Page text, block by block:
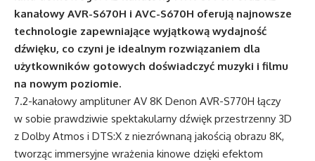
kanałowy AVR-S670H i AVC-S670H oferują najnowsze
technologie zapewniające wyjątkową wydajność
dźwięku, co czyni je idealnym rozwiązaniem dla
użytkowników gotowych doświadczyć muzyki i filmu
na nowym poziomie.
7.2-kanałowy amplituner AV 8K Denon AVR-S770H łączy
w sobie prawdziwie spektakularny dźwięk przestrzenny 3D
z Dolby Atmos i DTS:X z niezrównaną jakością obrazu 8K,
tworząc immersyjne wrażenia kinowe dzięki efektom